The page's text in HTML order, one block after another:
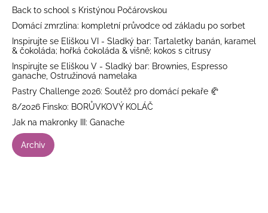
Back to school s Kristýnou Počárovskou
Domácí zmrzlina: kompletní průvodce od základu po sorbet
Inspirujte se Eliškou VI - Sladký bar: Tartaletky banán, karamel
& čokoláda; hořká čokoláda & višně; kokos s citrusy
Inspirujte se Eliškou V - Sladký bar: Brownies, Espresso
ganache, Ostružinová namelaka
Pastry Challenge 2026: Soutěž pro domácí pekaře 🥐
8/2026 Finsko: BORŮVKOVÝ KOLÁČ
Jak na makronky III: Ganache
Archiv